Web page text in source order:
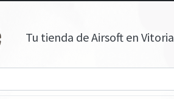
Tu tienda de Airsoft en Vitoria